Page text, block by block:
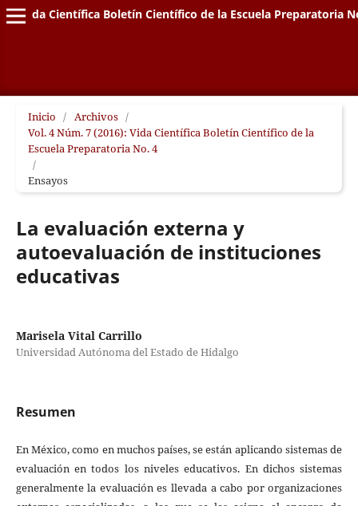
Vida Científica Boletín Científico de la Escuela Preparatoria
Inicio / Archivos /
Vol. 4 Núm. 7 (2016): Vida Científica Boletín Científico de la
Escuela Preparatoria No. 4
/
Ensayos
La evaluación externa y
autoevaluación de instituciones
educativas
Marisela Vital Carrillo
Universidad Autónoma del Estado de Hidalgo
Resumen
En México, como en muchos países, se están aplicando sistemas de
evaluación en todos los niveles educativos. En dichos sistemas
generalmente la evaluación es llevada a cabo por organizaciones